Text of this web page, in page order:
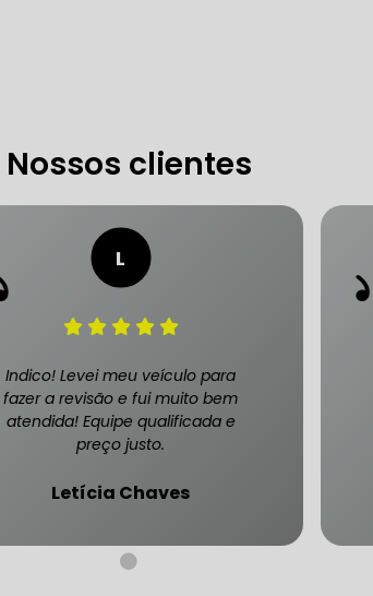
FREIO DO CARRO ZONA SUL
MANUTENÇÃO DE BLINDADOS
PARA BLINDADOS
DE CARRO BLINDADO
BLINDADOS DE LUXO
OFICINA QUE
BLINDADOS
PREVENTIVA DE BLINDADOS
Nossos clientes
Indico! Levei meu veículo para
fazer a revisão e fui muito bem
atendida! Equipe qualificada e
preço justo.
Letícia Chaves